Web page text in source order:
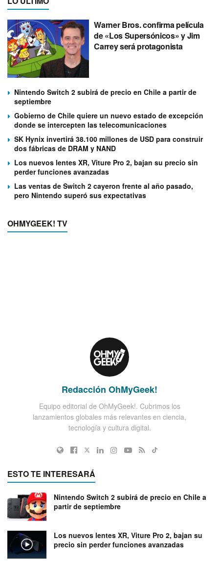
Warner Bros. confirma película
de «Los Supersónicos» y Jim
Carrey será protagonista
Nintendo Switch 2 subirá de precio en Chile a partir de
septiembre
Gobierno de Chile quiere un nuevo estado de excepción
donde se intercepten las telecomunicaciones
SK Hynix invertirá 38.100 millones de USD para construir
dos fábricas de DRAM y NAND
Los nuevos lentes XR, Viture Pro 2, bajan su precio sin
perder funciones avanzadas
Las ventas de Switch 2 cayeron frente al año pasado,
pero Nintendo superó sus expectativas
OHMYGEEK! TV
Redacción OhMyGeek!
Equipo editorial de OhMyGeek!. Cubrimos los
lanzamientos globales más relevantes en ciencia,
tecnología y cultura digital.
ESTO TE INTERESARÁ
Nintendo Switch 2 subirá de precio en Chile a
partir de septiembre
Los nuevos lentes XR, Viture Pro 2, bajan su
precio sin perder funciones avanzadas